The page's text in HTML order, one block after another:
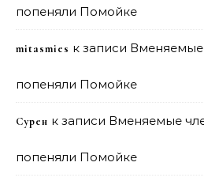
попеняли Помойке
mitasmies к записи Вменяемые
попеняли Помойке
Сурен к записи Вменяемые
попеняли Помойке